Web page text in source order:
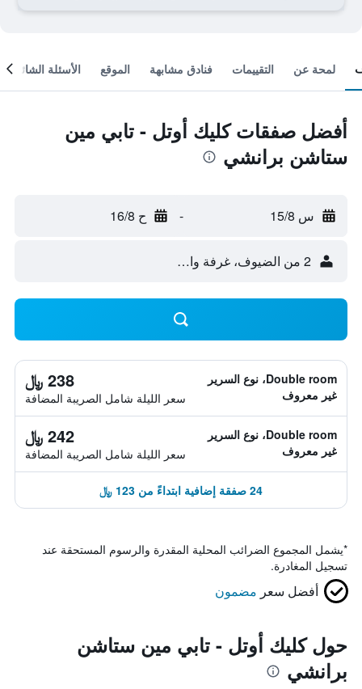
لمحة عن التقييمات فنادق مشابهة الموقع الأسئلة الشائعة
أفضل صفقات كليك أوتل - تابي مين
ستاشن برانشي
س 15/8 - ح 16/8
2 من الضيوف، غرفة واحدة
Double room، نوع السرير
غير معروف
238 ﷼
سعر الليلة شامل الصريبة المضافة
Double room، نوع السرير
غير معروف
242 ﷼
سعر الليلة شامل الصريبة المضافة
24 صفقة إضافية ابتداءً من 123 ﷼
*يشمل المجموع الضرائب المحلية المقدرة والرسوم المستحقة عند
تسجيل المغادرة.
أفضل سعر مضمون
حول كليك أوتل - تابي مين ستاشن
برانشي